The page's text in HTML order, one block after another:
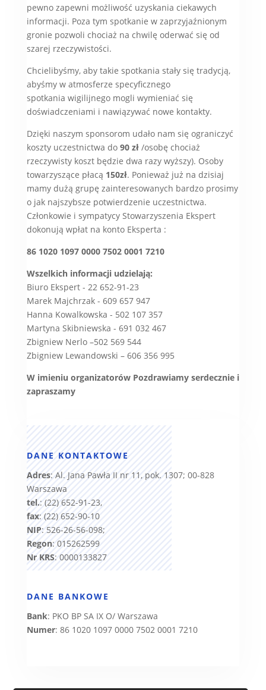
pewno zapewni możliwość uzyskania ciekawych
informacji. Poza tym spotkanie w zaprzyjaźnionym
gronie pozwoli chociaż na chwilę oderwać się od
szarej rzeczywistości.
Chcielibyśmy, aby takie spotkania stały się tradycją,
abyśmy w atmosferze specyficznego
spotkania wigilijnego mogli wymieniać się
doświadczeniami i nawiązywać nowe kontakty.
Dzięki naszym sponsorom udało nam się ograniczyć
koszty uczestnictwa do 90 zł/osobę chociaż
rzeczywisty koszt będzie dwa razy wyższy). Osoby
towarzyszące płacą 150zł. Ponieważ już na dzisiaj
mamy dużą grupę zainteresowanych bardzo prosimy
o jak najszybsze potwierdzenie uczestnictwa.
Członkowie i sympatycy Stowarzyszenia Ekspert
dokonują wpłat na konto Eksperta :
86 1020 1097 0000 7502 0001 7210
Wszelkich informacji udzielają:
Biuro Ekspert - 22 652-91-23
Marek Majchrzak - 609 657 947
Hanna Kowalkowska - 502 107 357
Martyna Skibniewska - 691 032 467
Zbigniew Nerlo –502 569 544
Zbigniew Lewandowski – 606 356 995
W imieniu organizatorów Pozdrawiamy serdecznie i
zapraszamy
DANE KONTAKTOWE
Adres: Al. Jana Pawła II nr 11, pok. 1307; 00-828
Warszawa
tel.: (22) 652-91-23,
fax: (22) 652-90-10
NIP: 526-26-56-098;
Regon: 015262599
Nr KRS: 0000133827
DANE BANKOWE
Bank: PKO BP SA IX O/ Warszawa
Numer: 86 1020 1097 0000 7502 0001 7210